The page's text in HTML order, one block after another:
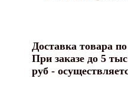
Доставка товара
При заказе до 5
руб -